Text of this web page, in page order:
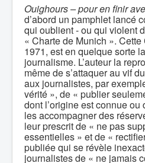
Ouighours – pour en finir
d’abord un pamphlet lancé
qui oublient - ou qui violent
« Charte de Munich ».
1971, est en quelque sorte
journalisme. L’auteur la
même de s’attaquer au vif
aux journalistes, par
vérité », de « publier
dont l’origine est connue
les accompagner des
leur prescrit de « ne pas
essentielles » et de «
publiée qui se révèle
journalistes de « ne jamais